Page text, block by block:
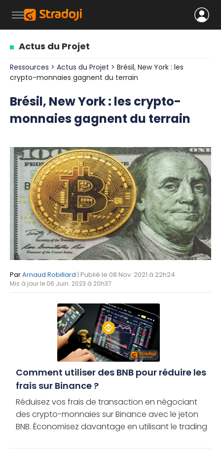
Actus du Projet
Ressources > Actus du Projet > Brésil, New York : les
crypto-monnaies gagnent du terrain
Brésil, New York : les crypto-
monnaies gagnent du terrain
ParArnaud Robillard | Publié le 08 Nov. 2021 à 22h24
Mis à jour le 06 Juin. 2023 à 20h37
Comment utiliser des BNB pour réduire les
frais sur Binance ?
Réduisez vos frais de transaction en négociant
des crypto-monnaies sur Binance avec le jeton
BNB. Économisez davantage en utilisant le trading